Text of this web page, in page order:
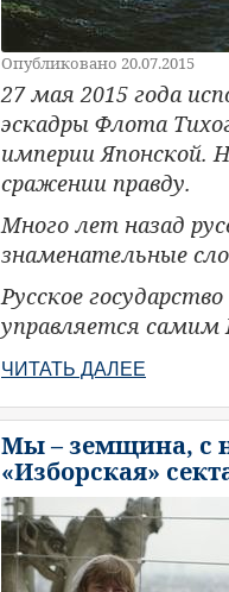
Опубликовано 20.07.2015
27 мая 2015 года
эскадры Флота
империи Японской.
сражении правду.
Много лет назад
знаменательные
Русское
управляется самим
ЧИТАТЬ ДАЛЕЕ
Мы – земщина, с
«Изборская»